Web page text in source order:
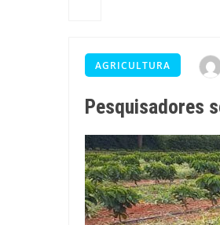
AGRICULTURA
Pesquisadores